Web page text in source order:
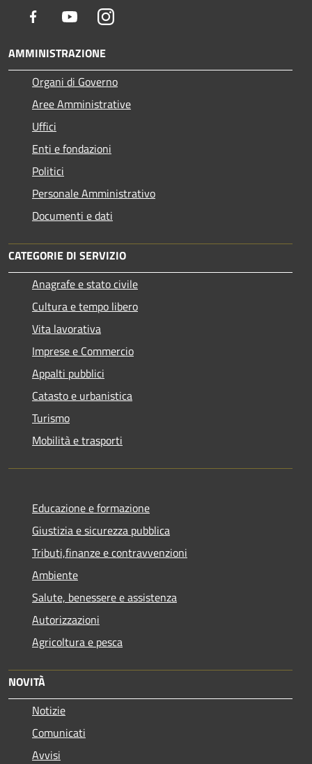
Facebook YoutubeInstagram
AMMINISTRAZIONE
Organi di Governo
Aree Amministrative
Uffici
Enti e fondazioni
Politici
Personale Amministrativo
Documenti e dati
CATEGORIE DI SERVIZIO
Anagrafe e stato civile
Cultura e tempo libero
Vita lavorativa
Imprese e Commercio
Appalti pubblici
Catasto e urbanistica
Turismo
Mobilità e trasporti
Educazione e formazione
Giustizia e sicurezza pubblica
Tributi,finanze e contravvenzioni
Ambiente
Salute, benessere e assistenza
Autorizzazioni
Agricoltura e pesca
NOVITÀ
Notizie
Comunicati
Avvisi